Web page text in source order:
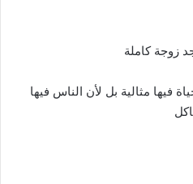
زوجة كاملة
فيها مثالية بل لأن الناس فيها